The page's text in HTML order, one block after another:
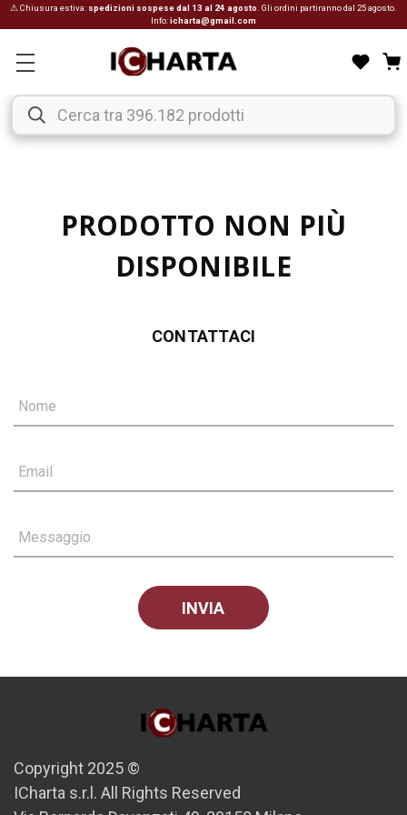
⚠ Chiusura estiva: spedizioni sospese dal 13 al 24 agosto . Gli ordini partiranno dal 25 agosto.
Info:icharta@gmail.com
PRODOTTO NON PIÙ
DISPONIBILE
CONTATTACI
Nome
Email
Messaggio
Copyright 2025 ©
ICharta s.r.l. All Rights Reserved